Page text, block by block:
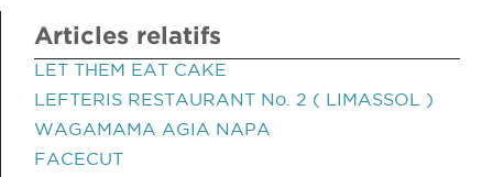
Articles relatifs
LET THEM EAT CAKE
LEFTERIS RESTAURANT No. 2 ( LIMASSOL )
WAGAMAMA AGIA NAPA
FACECUT